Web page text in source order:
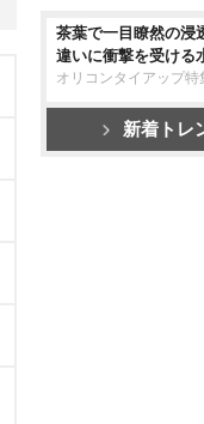
茶葉で一目瞭然の浸
違いに衝撃を受ける
オリコンタイアップ特
新着トレ